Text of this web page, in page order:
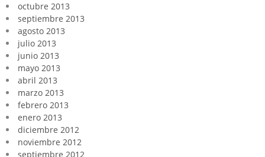
octubre 2013
septiembre 2013
agosto 2013
julio 2013
junio 2013
mayo 2013
abril 2013
marzo 2013
febrero 2013
enero 2013
diciembre 2012
noviembre 2012
septiembre 2012